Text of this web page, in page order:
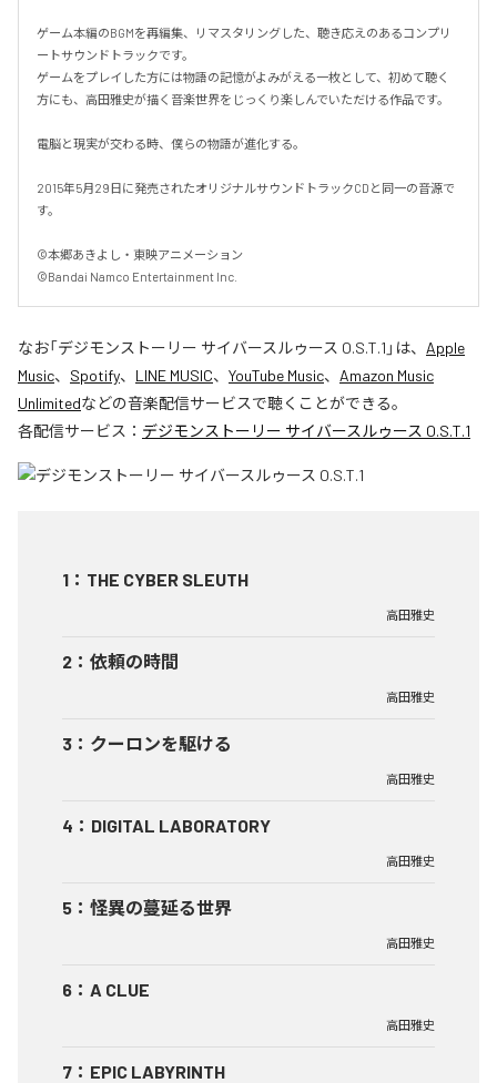
ゲーム本編のBGMを再編集、リマスタリングした、聴き応えのあるコンプリ
ートサウンドトラックです。
ゲームをプレイした方には物語の記憶がよみがえる一枚として、初めて聴く
方にも、高田雅史が描く音楽世界をじっくり楽しんでいただける作品です。
電脳と現実が交わる時、僕らの物語が進化する。
2015年5月29日に発売されたオリジナルサウンドトラックCDと同一の音源で
す。
©本郷あきよし・東映アニメーション
©Bandai Namco Entertainment Inc.
なお「デジモンストーリー サイバースルゥース O.S.T.1 」は、 Apple
Music、 Spotify、 LINE MUSIC、 YouTube Music、 Amazon Music
Unlimitedなどの音楽配信サービスで聴くことができる。
各配信サービス： デジモンストーリー サイバースルゥース O.S.T.1
1 ： THE CYBER SLEUTH
高田雅史
2 ： 依頼の時間
高田雅史
3 ： クーロンを駆ける
高田雅史
4 ： DIGITAL LABORATORY
高田雅史
5 ： 怪異の蔓延る世界
高田雅史
6 ： A CLUE
高田雅史
7 ： EPIC LABYRINTH